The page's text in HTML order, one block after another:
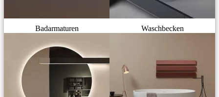
Badarmaturen Waschbecken